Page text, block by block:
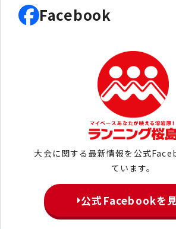
Facebook
大会に関する最新情報を公式
ています。
公式Facebookを